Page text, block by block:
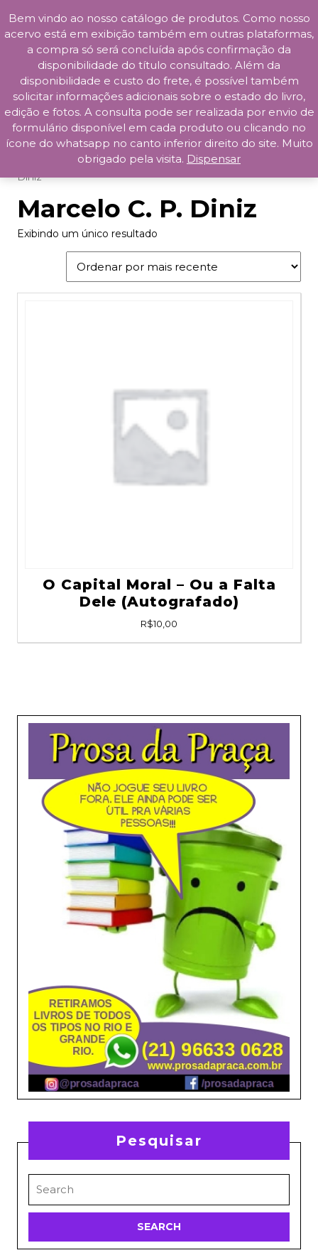
Skip
content
Prosa da Praça
/ Produtos marcados com a tag “Marcelo C. P.
Diniz”
Marcelo C. P. Diniz
Exibindo um único resultado
O Capital Moral – Ou a Falta
Dele (Autografado)
R$10,00
Pesquisar
for:
Bem vindo ao nosso catálogo de produtos. Como nosso
acervo está em exibição também em outras plataformas,
a compra só será concluída após confirmação da
disponibilidade do título consultado. Além da
disponibilidade e custo do frete, é possível também
solicitar informações adicionais sobre o estado do livro,
edição e fotos. A consulta pode ser realizada por envio de
formulário disponível em cada produto ou clicando no
ícone do whatsapp no canto inferior direito do site. Muito
obrigado pela visita. Dispensar